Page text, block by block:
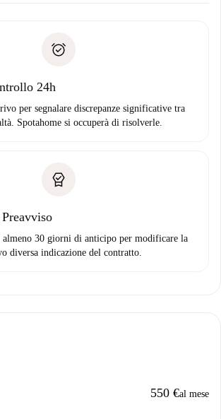
del pagamento
problemi.
24h
per segnalare discrepanze significative tra
Spotahome si occuperà di risolverle.
almeno 30 giorni di anticipo per modificare la
diversa indicazione del contratto.
550 €al mese